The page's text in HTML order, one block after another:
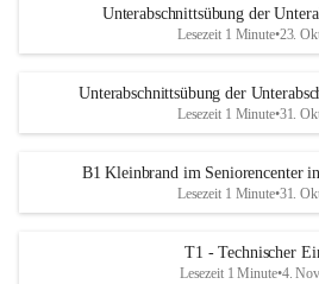
Unterabschnittsübung der
Lesezeit 1 Minute•23.
Unterabschnittsübung der
Lesezeit 1 Minute•31.
B1 Kleinbrand im Seniorencenter
Lesezeit 1 Minute•31.
T1 - Technischer
Lesezeit 1 Minute•4.